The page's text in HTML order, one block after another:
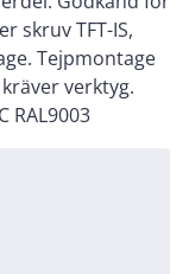
skruv TFT-IS,
Tejpmontage
verktyg.
RAL9003